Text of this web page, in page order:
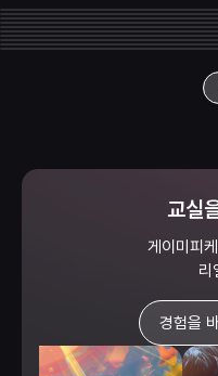
0.01시간 내외중급
0.01시간 내외중급
0.01시간 내외중급
5.030분 내외초급
교실
게이미피
리
경험을